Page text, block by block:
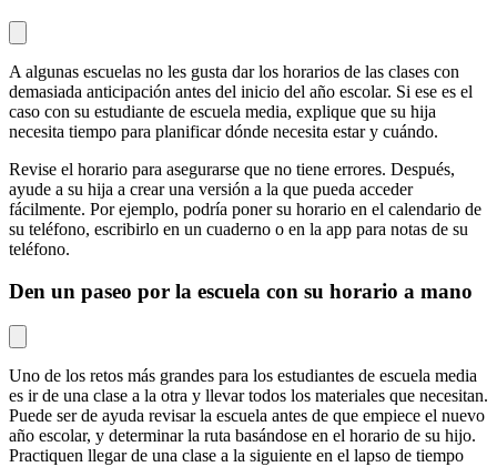
A algunas escuelas no les gusta dar los horarios de las clases con
demasiada anticipación antes del inicio del año escolar. Si ese es el
caso con su estudiante de escuela media, explique que su hija
necesita tiempo para planificar dónde necesita estar y cuándo.
Revise el horario para asegurarse que no tiene errores. Después,
ayude a su hija a crear una versión a la que pueda acceder
fácilmente. Por ejemplo, podría poner su horario en el calendario de
su teléfono, escribirlo en un cuaderno o en la app para notas de su
teléfono.
Den un paseo por la escuela con su horario a mano
Uno de los retos más grandes para los estudiantes de escuela media
es ir de una clase a la otra y llevar todos los materiales que necesitan.
Puede ser de ayuda revisar la escuela antes de que empiece el nuevo
año escolar, y determinar la ruta basándose en el horario de su hijo.
Practiquen llegar de una clase a la siguiente en el lapso de tiempo